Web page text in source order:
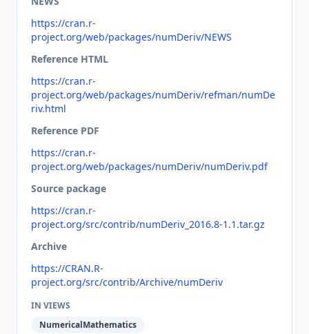
https://cran.r-
project.org/web/packages/numDeriv/NEWS
Reference HTML
https://cran.r-
project.org/web/packages/numDeriv/refman/numDe
riv.html
Reference PDF
https://cran.r-
project.org/web/packages/numDeriv/numDeriv.pdf
Source package
https://cran.r-
project.org/src/contrib/numDeriv_2016.8-1.1.tar.gz
Archive
https://CRAN.R-
project.org/src/contrib/Archive/numDeriv
IN VIEWS
NumericalMathematics